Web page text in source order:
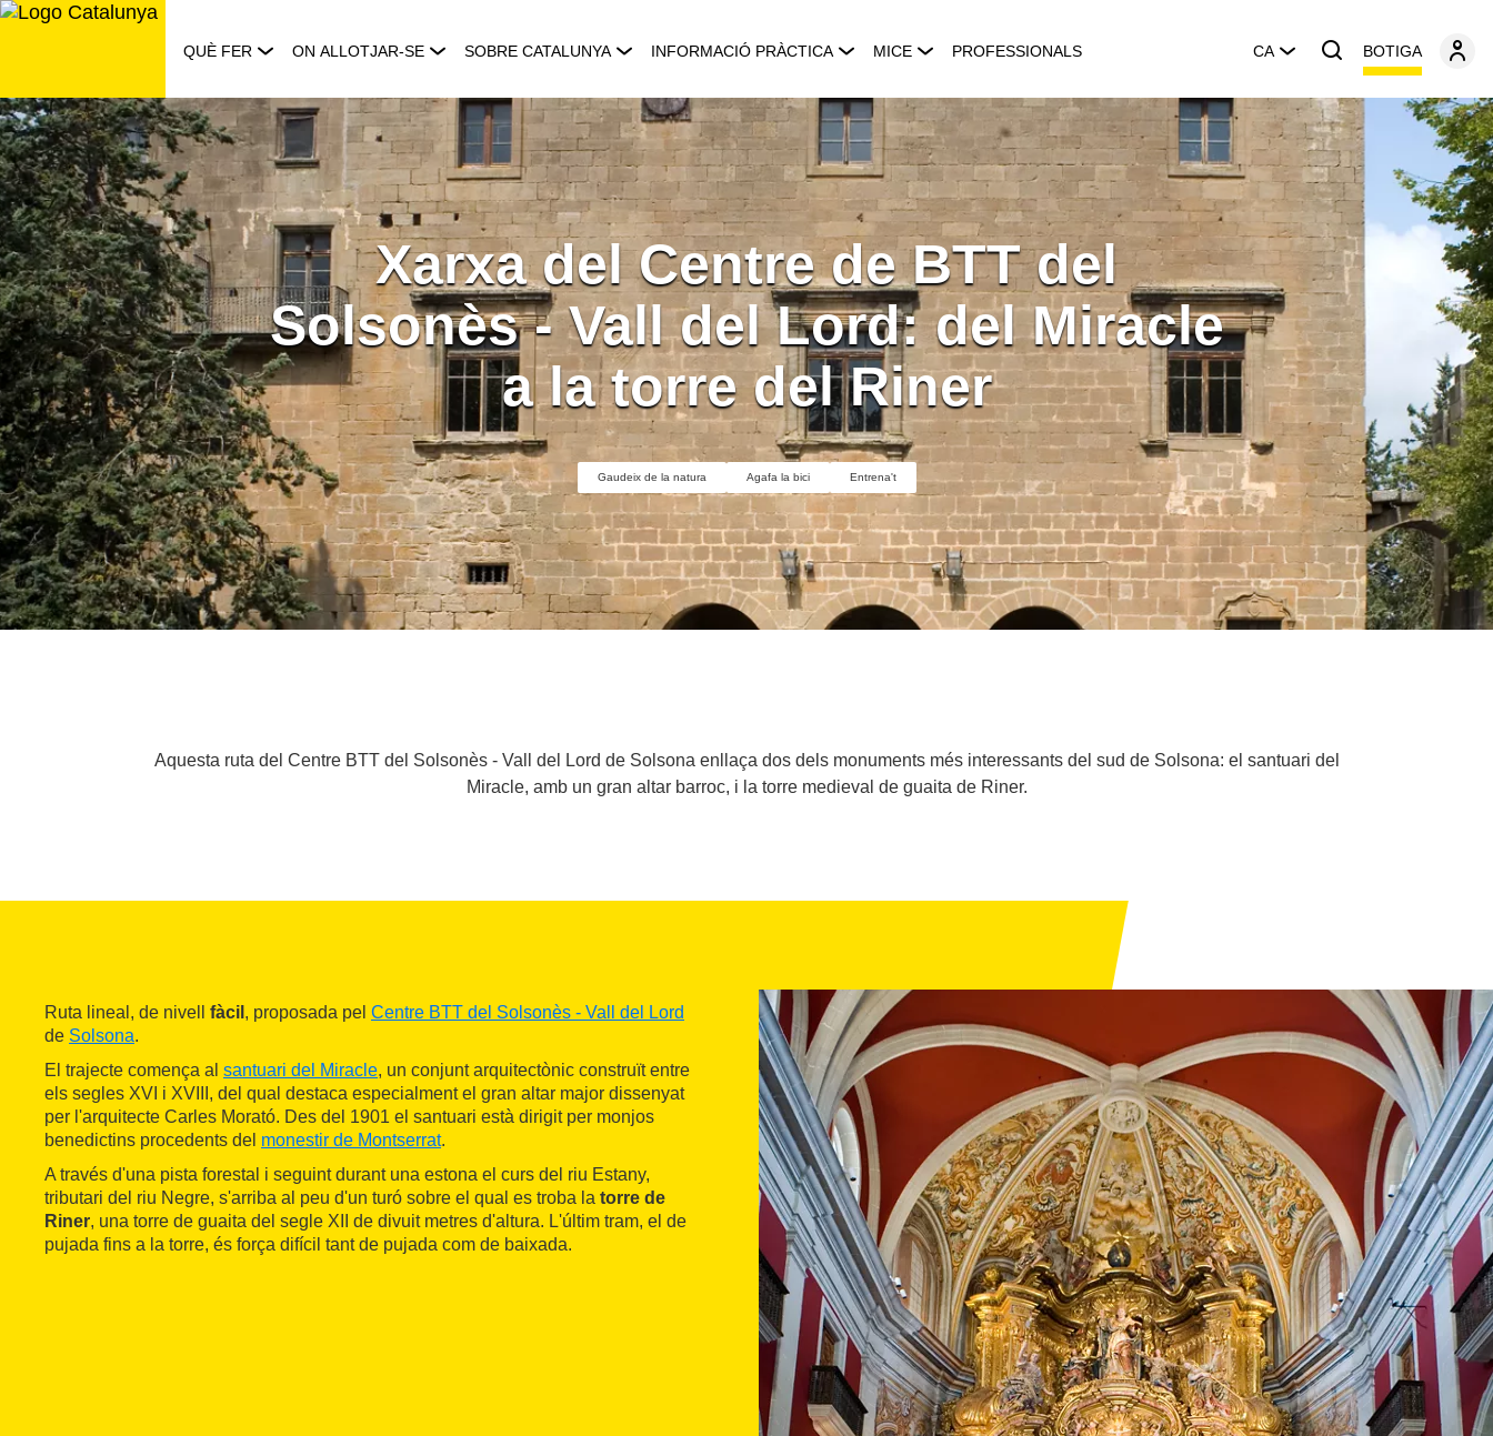
Saltar
QUÈ FER ON ALLOTJAR-SE SOBRE CATALUNYA INFORMACIÓ PRÀCTICA MICE PROFESSIONALS CA BOTIGA
Xarxa del Centre de BTT del
Solsonès - Vall del Lord: del Miracle
a la torre del Riner
Gaudeix de la natura Agafa la bici Entrena't
Aquesta ruta del Centre BTT del Solsonès - Vall del Lord de Solsona enllaça dos dels monuments més interessants del sud de Solsona: el santuari del
Miracle, amb un gran altar barroc, i la torre medieval de guaita de Riner.
Ruta lineal, de nivell fàcil , proposada pel Centre BTT del Solsonès - Vall del Lord
de Solsona.
El trajecte comença al santuari del Miracle, un conjunt arquitectònic construït entre
els segles XVI i XVIII, del qual destaca especialment el gran altar major dissenyat
per l'arquitecte Carles Morató. Des del 1901 el santuari està dirigit per monjos
benedictins procedents del monestir de Montserrat.
A través d'una pista forestal i seguint durant una estona el curs del riu Estany,
tributari del riu Negre, s'arriba al peu d'un turó sobre el qual es troba la torre de
Riner, una torre de guaita del segle XII de divuit metres d'altura. L'últim tram, el de
pujada fins a la torre, és força difícil tant de pujada com de baixada.